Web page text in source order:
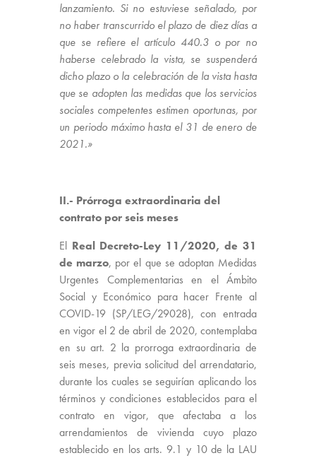
lanzamiento. Si no estuviese señalado, por
no haber transcurrido el plazo de diez días a
que se refiere el artículo 440.3 o por no
haberse celebrado la vista, se suspenderá
dicho plazo o la celebración de la vista hasta
que se adopten las medidas que los servicios
sociales competentes estimen oportunas, por
un periodo máximo hasta el 31 de enero de
2021.»
II.- Prórroga extraordinaria del
contrato por seis meses
El Real Decreto-Ley 11/2020, de 31
de marzo, por el que se adoptan Medidas
Urgentes Complementarias en el Ámbito
Social y Económico para hacer Frente al
COVID-19 (SP/LEG/29028), con entrada
en vigor el 2 de abril de 2020, contemplaba
en su art. 2 la prorroga extraordinaria de
seis meses, previa solicitud del arrendatario,
durante los cuales se seguirían aplicando los
términos y condiciones establecidos para el
contrato en vigor, que afectaba a los
arrendamientos de vivienda cuyo plazo
establecido en los arts. 9.1 y 10 de la LAU